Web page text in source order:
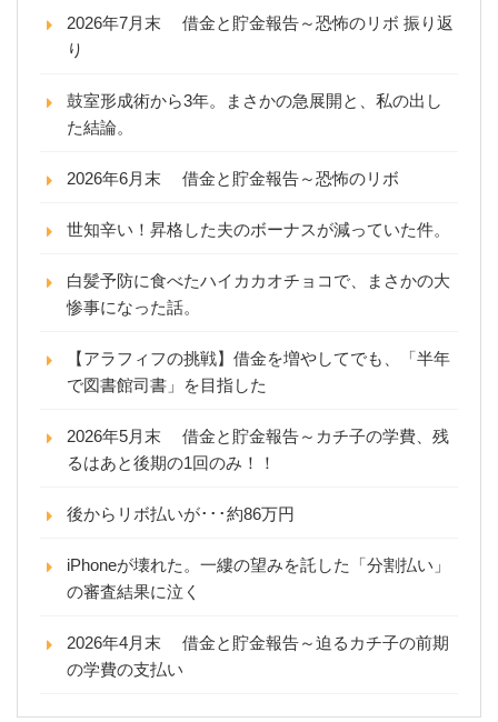
2026年7月末 借金と貯金報告～恐怖のリボ 振り返
り
鼓室形成術から3年。まさかの急展開と、私の出し
た結論。
2026年6月末 借金と貯金報告～恐怖のリボ
世知辛い！昇格した夫のボーナスが減っていた件。
白髪予防に食べたハイカカオチョコで、まさかの大
惨事になった話。
【アラフィフの挑戦】借金を増やしてでも、「半年
で図書館司書」を目指した
2026年5月末 借金と貯金報告～カチ子の学費、残
るはあと後期の1回のみ！！
後からリボ払いが･･･約86万円
iPhoneが壊れた。一縷の望みを託した「分割払い」
の審査結果に泣く
2026年4月末 借金と貯金報告～迫るカチ子の前期
の学費の支払い